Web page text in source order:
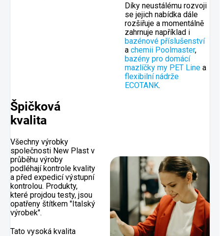
Díky neustálému rozvoji
se jejich nabídka dále
rozšiřuje a momentálně
zahrnuje například i
bazénové příslušenství
a chemii Poolmaster,
bazény pro domácí
mazlíčky my PET Line a
flexibilní nádrže
ECOTANK.
Špičková
kvalita
Všechny výrobky
společnosti New Plast v
průběhu výroby
podléhají kontrole kvality
a před expedicí výstupní
kontrolou. Produkty,
které projdou testy, jsou
opatřeny štítkem "Italský
výrobek".
Tato vysoká kvalita